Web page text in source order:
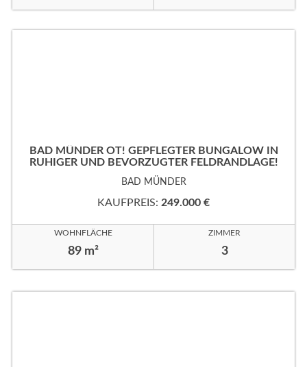
BAD MÜNDER OT! GEPFLEGTER BUNGALOW IN
RUHIGER UND BEVORZUGTER FELDRANDLAGE!
BAD MÜNDER
KAUFPREIS: 249.000 €
WOHNFLÄCHE
89 m²
ZIMMER
3